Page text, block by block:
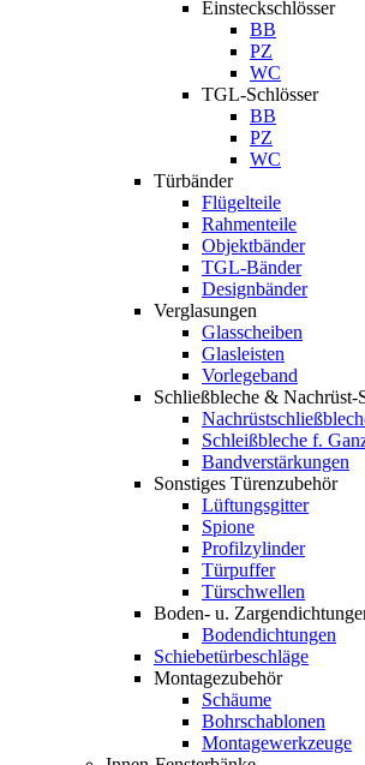
Einsteckschlösser
BB
PZ
WC
TGL-Schlösser
BB
PZ
WC
Türbänder
Flügelteile
Rahmenteile
Objektbänder
TGL-Bänder
Designbänder
Verglasungen
Glasscheiben
Glasleisten
Vorlegeband
Schließbleche & Nachrüst-
Schleißbleche f.
Bandverstärkungen
Sonstiges Türenzubehör
Lüftungsgitter
Spione
Profilzylinder
Türpuffer
Türschwellen
Boden- u.
Bodendichtungen
Schiebetürbeschläge
Montagezubehör
Schäume
Bohrschablonen
Montagewerkzeuge